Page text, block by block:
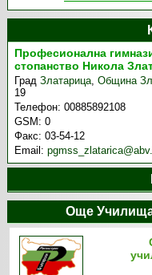
Професионална
стопанство Никола
ГрадЗлатарица,Община
19
Телефон:00885892108
GSM:0
Факс:03-54-12
Email:
Още